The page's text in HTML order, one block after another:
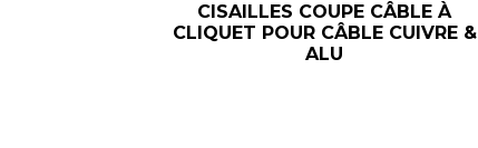
CISAILLES COUPE CÂBLE À
CLIQUET POUR CÂBLE CUIVRE &
ALU